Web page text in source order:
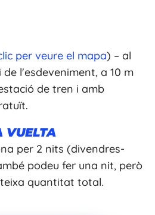
per veure el mapa) – al
l'esdeveniment, a 10 m
de tren i amb
VUELTA
per 2 nits (divendres-
podeu fer una nit, però
quantitat total.